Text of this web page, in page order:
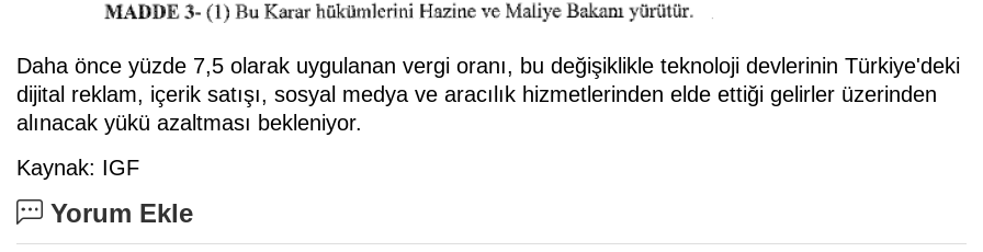
Daha önce yüzde 7,5 olarak uygulanan vergi oranı, bu değişiklikle teknoloji devlerinin Türkiye'deki
dijital reklam, içerik satışı, sosyal medya ve aracılık hizmetlerinden elde ettiği gelirler üzerinden
alınacak yükü azaltması bekleniyor.
Kaynak: IGF
Yorum Ekle